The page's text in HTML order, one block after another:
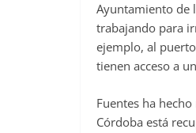
Ayuntamiento de
trabajando para
ejemplo, al
tienen acceso a
Fuentes ha
Córdoba está